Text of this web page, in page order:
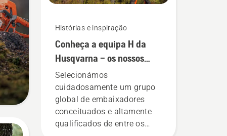
Histórias e inspiração
Conheça a equipa H da
Husqvarna – os nossos
utilizadores mais
exigentes
Selecionámos
cuidadosamente um grupo
global de embaixadores
conceituados e altamente
qualificados de entre os